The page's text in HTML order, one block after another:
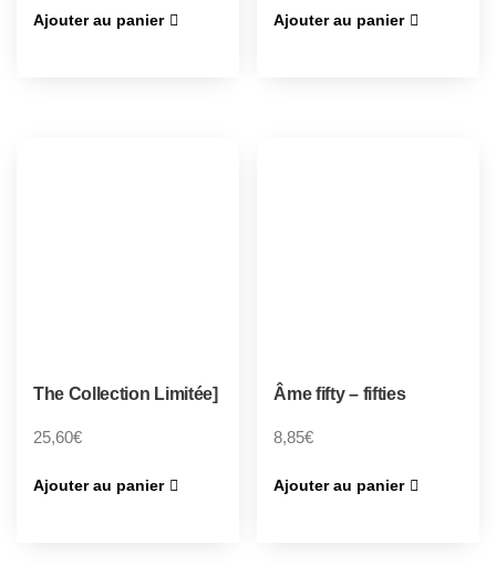
Ajouter au panier Ajouter au panier
The Collection Limitée]
25,60€
Ajouter au panier
Âme fifty – fifties
8,85€
Ajouter au panier